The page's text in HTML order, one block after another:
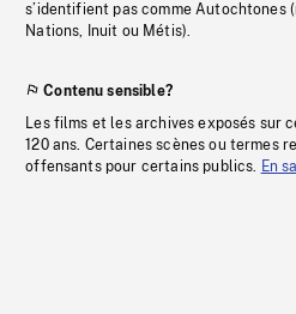
s’identifient pas comme Autochtones
Nations, Inuit ou Métis).
Contenu sensible?
Les films et les archives exposés sur
120 ans. Certaines scènes ou termes
offensants pour certains publics. En